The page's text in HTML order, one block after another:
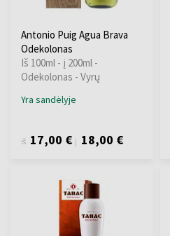
Antonio Puig Agua Brava
Odekolonas
Iš 100ml - į 200ml -
Odekolonas - Vyrų
Yra sandėlyje
iš 17,00 € į 18,00 €